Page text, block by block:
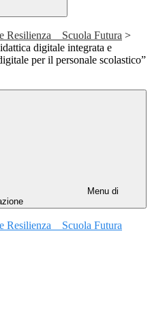
Resilienza _ Scuola Futura >
digitale integrata e
per il personale scolastico”
Menu di
Resilienza _ Scuola Futura